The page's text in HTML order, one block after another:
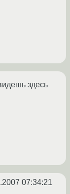
здесь
07:34:21